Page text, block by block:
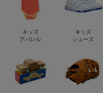
キッズ
アパレル
キッズ
シューズ